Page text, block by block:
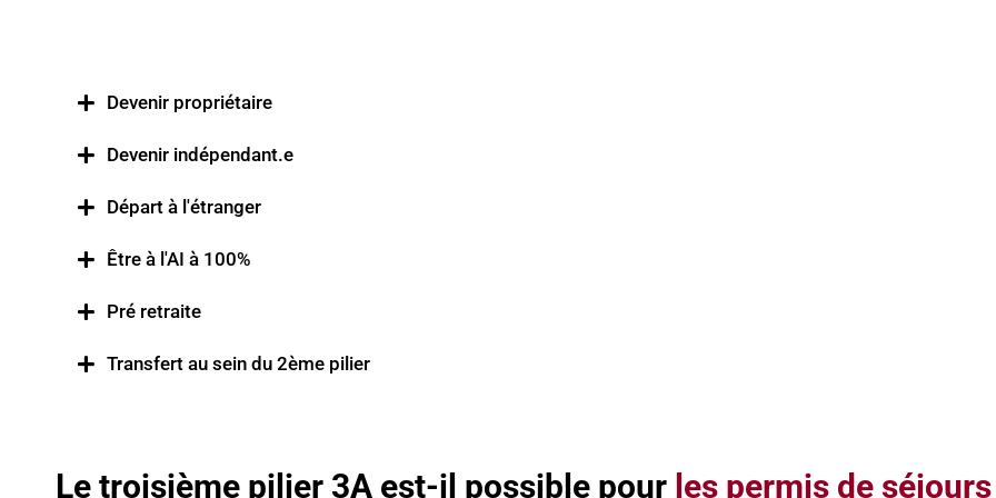
Devenir propriétaire
Devenir indépendant.e
Départ à l'étranger
Être à l'AI à 100%
Pré retraite
Transfert au sein du 2ème pilier
Le troisième pilier 3A est-il possible pour les permis de séjours